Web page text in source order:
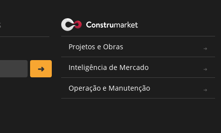
Projetos e Obras
Inteligência de Mercado
Operação e Manutenção